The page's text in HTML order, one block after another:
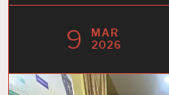
9
MAR
2026